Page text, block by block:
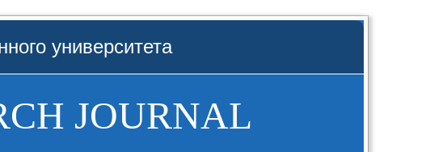
университета
JOURNAL